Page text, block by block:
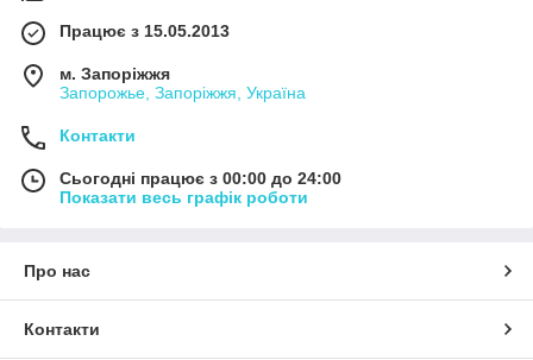
Працює з 15.05.2013
м. Запоріжжя
Запорожье, Запоріжжя, Україна
Контакти
Сьогодні працює з 00:00 до 24:00
Показати весь графік роботи
Про нас
Контакти